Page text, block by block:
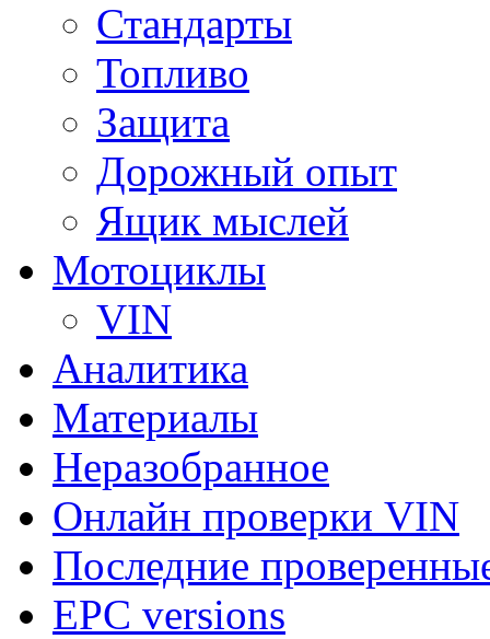
Стандарты
Топливо
Защита
Дорожный опыт
Ящик мыслей
Мотоциклы
VIN
Аналитика
Материалы
Неразобранное
Онлайн проверки VIN
Последние
EPC versions